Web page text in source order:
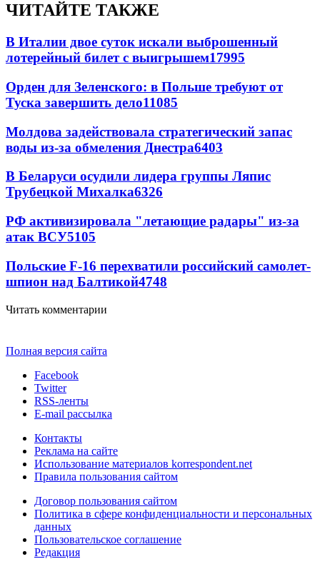
ЧИТАЙТЕ ТАКЖЕ
В Италии двое суток искали выброшенный
лотерейный билет с выигрышем17995
Орден для Зеленского: в Польше требуют от
Туска завершить дело11085
Молдова задействовала стратегический запас
воды из-за обмеления Днестра6403
В Беларуси осудили лидера группы Ляпис
Трубецкой Михалка6326
РФ активизировала "летающие радары" из-за
атак ВСУ5105
Польские F-16 перехватили российский самолет-
шпион над Балтикой4748
Читать комментарии
Полная версия сайта
Facebook
Twitter
RSS-ленты
E-mail рассылка
Контакты
Реклама на сайте
Использование материалов korrespondent.net
Правила пользования сайтом
Договор пользования сайтом
Политика в сфере конфиденциальности и персональных
данных
Пользовательское соглашение
Редакция